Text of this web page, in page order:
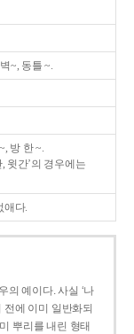
~, 동틀 ~.
방 한 ~.
, 윗간’의 경우에는
애다.
의 예이다. 사실 ‘나
전에 이미 일반화되
뿌리를 내린 형태